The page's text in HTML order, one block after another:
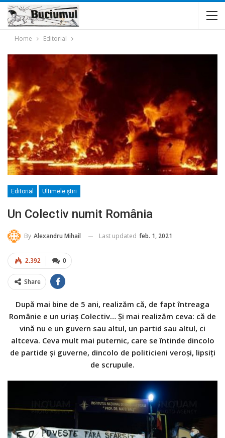
Home Editorial
Editorial Ultimele ştiri
Un Colectiv numit România
By Alexandru Mihail Last updated feb. 1, 2021
0
2.392
Share
După mai bine de 5 ani, realizăm că, de fapt întreaga
Românie e un uriaș Colectiv… Și mai realizăm ceva: că de
vină nu e un guvern sau altul, un partid sau altul, ci
altceva. Ceva mult mai puternic, care se întinde dincolo
de partide și guverne, dincolo de politicieni veroși, lipsiți
de scrupule.